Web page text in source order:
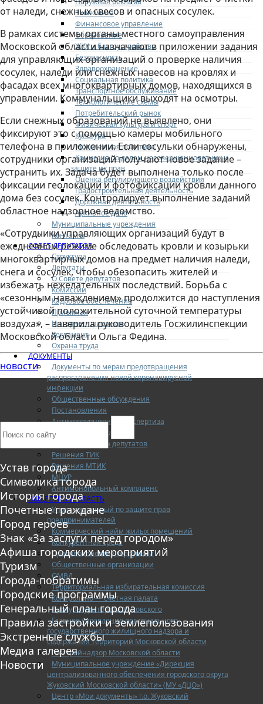
Экономика
Финансовое управление
Образование
ЖКХ и благоустройство
Безопасность
Здравоохранение
Социальная политика
Транспортное обслуживание
Технологические схемы
Потребительский рынок
Физическая культура и спорт
Культура
Молодежная политика
Комиссия по делам несовершеннолетних и
защите их прав
Оценка регулирующего воздействия
Градостроительная деятельность
Дорожная деятельность
Архивное дело
Муниципальные учреждения
Контакты
СОВЕТ ДЕПУТАТОВ
Структура
Депутаты
О Совете депутатов
Комиссии
Кадровое обеспечение
Приемная
Интернет-приемная
Регламент
Охрана труда
ДОКУМЕНТЫ
Документы по мерам предотвращения
распространения новой коронавирусной
инфекции
Общественные обсуждения
Постановления
Антикоррупционная экспертиза
Публичные слушания
Решения Совета депутатов
Решения ТИК
Решения МТИК
МЦУР
Антимонопольный комплаенс
ОБЩЕСТВО И ВЛАСТЬ
Уполномоченный по защите прав
предпринимателей
Коммерческий найм жилых помещений
Конкурентная среда
Противодействие коррупции
Общественные организации
ОМВД
Территориальная избирательная комиссия
Контрольно — счетная палата
Прокуратура города Жуковского
Главное управление регионального
государственного жилищного надзора и
содержания территорий Московской области
Госстройнадзор Московской области
Муниципальное учреждение «Дирекция
централизованного обеспечения городского округа
Жуковский Московской области» (МУ «ДЦО»)
Центр «Мои документы» г.о. Жуковский
от наледи, снежных свесов и опасных сосулек.
В рамках системы органы местного самоуправления
Московской области назначают в приложении задания
для управляющих организаций о проверке наличия
сосулек, наледи или снежных навесов на кровлях и
фасадах всех многоквартирных домов, находящихся в
управлении. Коммунальщики выходят на осмотры.
Если снежных образований не выявлено, они
фиксируют это с помощью камеры мобильного
телефона в приложении. Если сосульки обнаружены,
сотрудники организаций получают новое задание –
устранить их. Задача будет выполнена только после
фиксации геолокации и фотофиксации кровли данного
дома без сосулек. Контролирует выполнение заданий
областное надзорное ведомство.
«Сотрудники управляющих организаций будут в
ежедневном режиме обследовать кровли и козырьки
многоквартирных домов на предмет наличия наледи,
снега и сосулек, чтобы обезопасить жителей и
избежать нежелательных последствий. Борьба с
«сезонным наваждением» продолжится до наступления
устойчивой положительной суточной температуры
воздуха», – заверила руководитель Госжилинспекции
Московской области Ольга Федина.
новости
Устав города
Символика города
История города
Почетные граждане
Город героев
Знак «За заслуги перед городом»
Афиша городских мероприятий
Туризм
Города-побратимы
Городские программы
Генеральный план города
Правила застройки и землепользования
Экстренные службы
Медиа галерея
Новости